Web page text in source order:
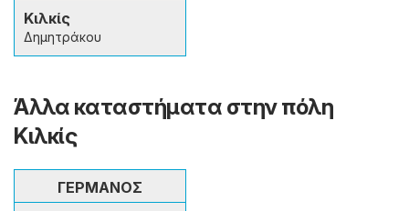
Κιλκίς
Δημητράκου
Άλλα καταστήματα στην πόλη
Κιλκίς
ΓΕΡΜΑΝΟΣ